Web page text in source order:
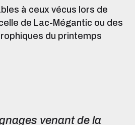
à ceux vécus lors de
de Lac-Mégantic ou des
du printemps
venant de la